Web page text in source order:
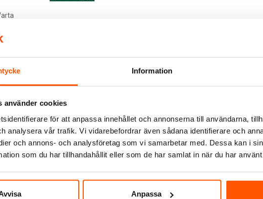
Information
använder cookies
för att anpassa innehållet och annonserna till användarna,
analysera vår trafik. Vi vidarebefordrar även sådana identifierare och
och annons- och analysföretag som vi samarbetar med. Dessa kan i
som du har tillhandahållit eller som de har samlat in när du har
Anpassa
4-pack
kr
I webblager: 24 st